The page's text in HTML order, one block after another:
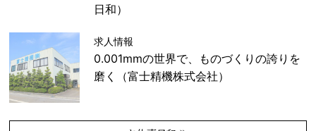
日和）
求人情報
0.001mmの世界で、ものづくりの誇りを
磨く（富士精機株式会社）